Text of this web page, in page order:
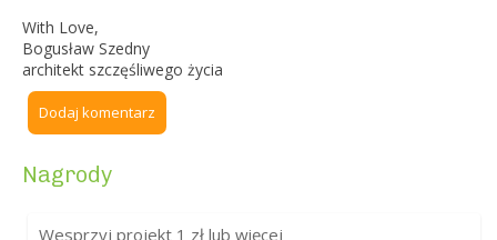
With Love,
Bogusław Szedny
architekt szczęśliwego życia
Dodaj komentarz
Nagrody
Wesprzyj projekt 1 zł lub więcej